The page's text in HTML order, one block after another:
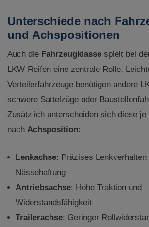
Unterschiede nach
und Achspositionen
Auch die Fahrzeugklasse spielt bei
LKW-Reifen eine zentrale Rolle.
Verteilerfahrzeuge benötigen andere
schwere Sattelzüge oder
Zusätzlich unterscheiden sich diese je
nach Achsposition:
Lenkachse: Präzises Lenkverhalten
Nässehaftung
Antriebsachse: Hohe Traktion und
Widerstandsfähigkeit
Trailerachse: Geringer